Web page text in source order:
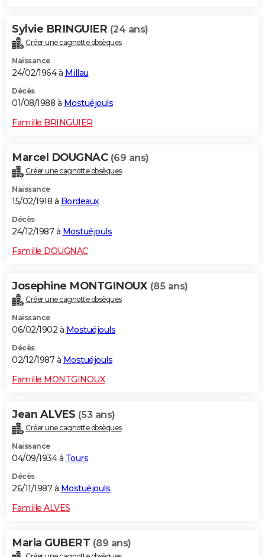
Sylvie BRINGUIER (24 ans)
Créer une cagnotte obsèques
Naissance
24/02/1964 à Millau
Décès
01/08/1988 à Mostuéjouls
Famille BRINGUIER
Marcel DOUGNAC (69 ans)
Créer une cagnotte obsèques
Naissance
15/02/1918 à Bordeaux
Décès
24/12/1987 à Mostuéjouls
Famille DOUGNAC
Josephine MONTGINOUX (85 ans)
Créer une cagnotte obsèques
Naissance
06/02/1902 à Mostuéjouls
Décès
02/12/1987 à Mostuéjouls
Famille MONTGINOUX
Jean ALVES (53 ans)
Créer une cagnotte obsèques
Naissance
04/09/1934 à Tours
Décès
26/11/1987 à Mostuéjouls
Famille ALVES
Maria GUBERT (89 ans)